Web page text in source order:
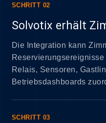
SCHRITT 02
Solvotix erhält
Die Integration kann
Relais, Sensoren,
Betriebsdashboards
SCHRITT 03